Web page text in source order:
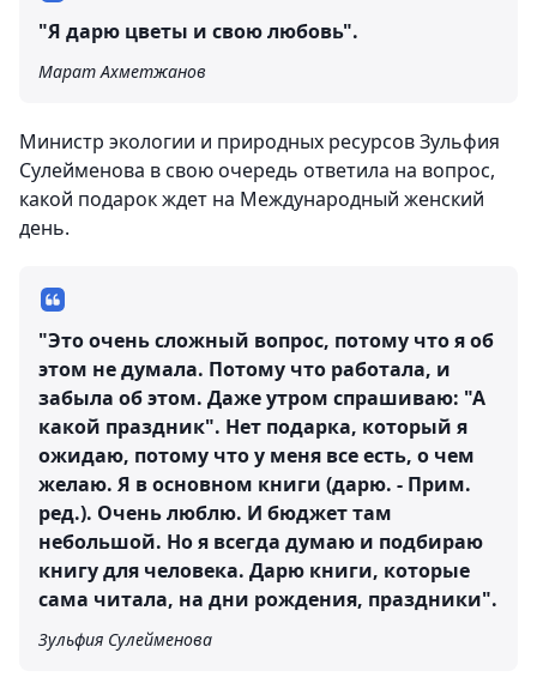
"Я дарю цветы и свою любовь".
Марат Ахметжанов
Министр экологии и природных ресурсов Зульфия
Сулейменова в свою очередь ответила на вопрос,
какой подарок ждет на Международный женский
день.
"Это очень сложный вопрос, потому что я об
этом не думала. Потому что работала, и
забыла об этом. Даже утром спрашиваю: "А
какой праздник". Нет подарка, который я
ожидаю, потому что у меня все есть, о чем
желаю. Я в основном книги (дарю. - Прим.
ред.). Очень люблю. И бюджет там
небольшой. Но я всегда думаю и подбираю
книгу для человека. Дарю книги, которые
сама читала, на дни рождения, праздники".
Зульфия Сулейменова